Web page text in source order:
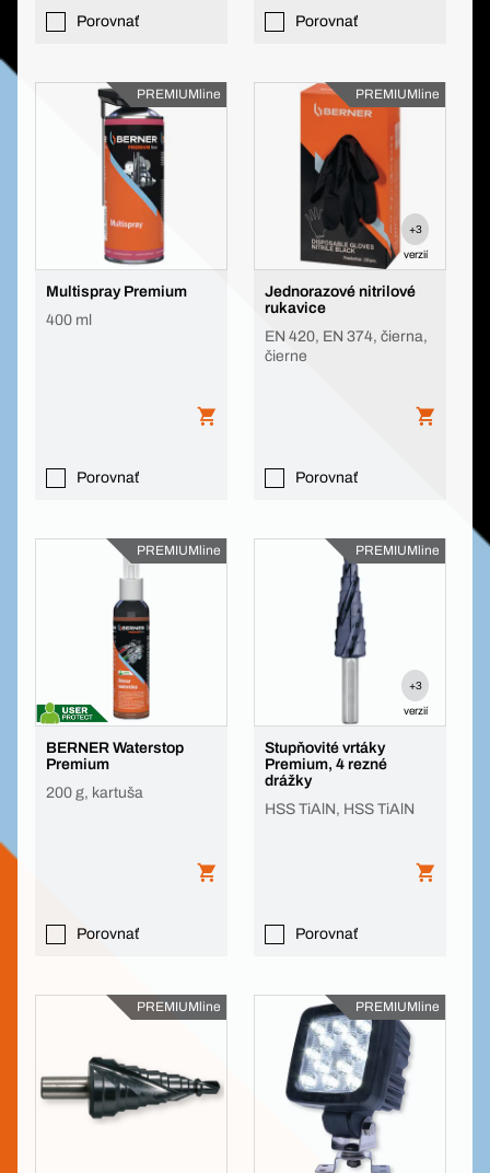
Porovnať Porovnať
PREMIUMline
Multispray Premium
400 ml
Porovnať
PREMIUMline
+3
verzií
Jednorazové nitrilové
rukavice
EN 420, EN 374, čierna,
čierne
Porovnať
PREMIUMline
BERNER Waterstop
Premium
200 g, kartuša
Porovnať
PREMIUMline
+3
verzií
Stupňovité vrtáky
Premium, 4 rezné
drážky
HSS TiAlN, HSS TiAlN
Porovnať
PREMIUMline PREMIUMline